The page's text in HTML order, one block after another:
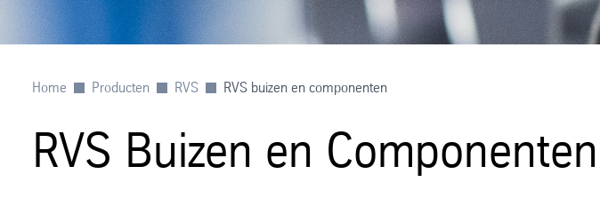
Home Producten RVS RVS buizen en componenten
RVS Buizen en Componenten